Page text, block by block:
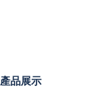
產品展示